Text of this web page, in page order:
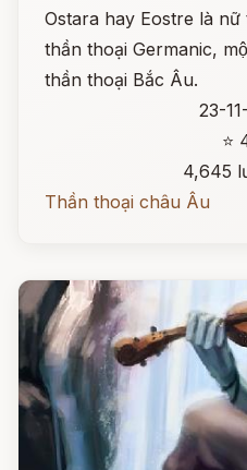
Ostara hay Eostre là
thần thoại Germanic,
thần thoại Bắc Âu.
23-
⭐
4,645
Thần thoại châu Âu